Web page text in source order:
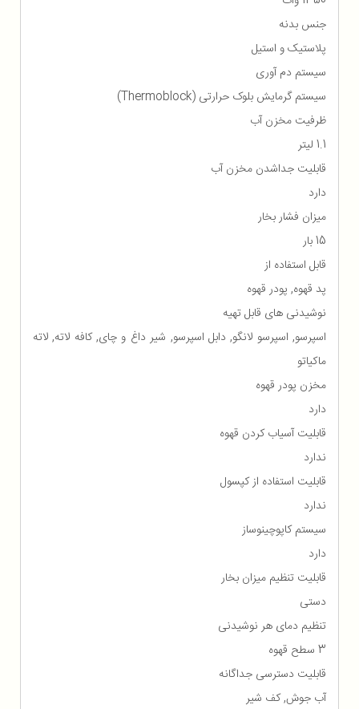
جنس بدنه
پلاستیک و استیل
سیستم دم آوری
سیستم گرمایش بلوک حرارتی (Thermoblock)
ظرفیت مخزن آب
1.1 لیتر
قابلیت جداشدن مخزن آب
دارد
میزان فشار بخار
15 بار
قابل استفاده از
پد قهوه, پودر قهوه
نوشیدنی های قابل تهیه
اسپرسو, اسپرسو لانگو, دابل اسپرسو, شیر داغ و چای, کافه لاته, لاته
ماکیاتو
مخزن پودر قهوه
دارد
قابلیت آسیاب کردن قهوه
ندارد
قابلیت استفاده از کپسول
ندارد
سیستم کاپوچینوساز
دارد
قابلیت تنظیم میزان بخار
دستی
تنظیم دمای هر نوشیدنی
3 سطح قهوه
قابلیت دسترسی جداگانه
آب جوش, کف شیر